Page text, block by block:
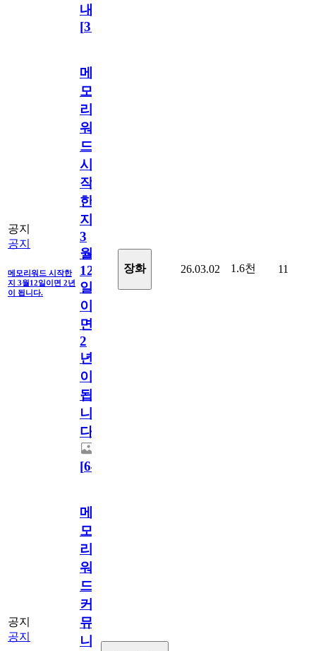
내
[31
공지
공지
메모리워드 시작한
지 3월12일이면 2년
이 됩니다.
메
모
리
워
드
시
작
한
지
3
월
12
일
이
면
2
년
이
됩
니
다.
[64
장화 26.03.02 1.6천 11
공지
공지
메
모
리
워
드
커
뮤
니